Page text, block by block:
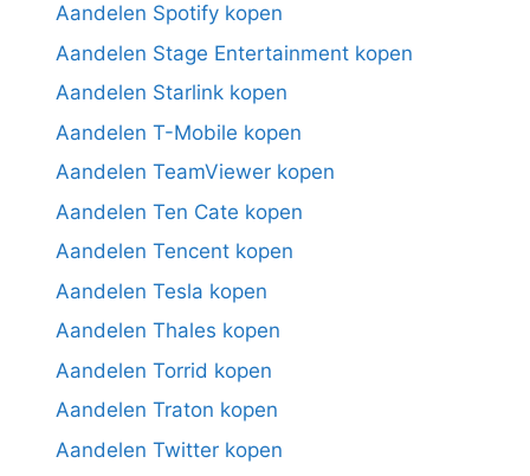
Aandelen Spotify kopen
Aandelen Stage Entertainment kopen
Aandelen Starlink kopen
Aandelen T-Mobile kopen
Aandelen TeamViewer kopen
Aandelen Ten Cate kopen
Aandelen Tencent kopen
Aandelen Tesla kopen
Aandelen Thales kopen
Aandelen Torrid kopen
Aandelen Traton kopen
Aandelen Twitter kopen